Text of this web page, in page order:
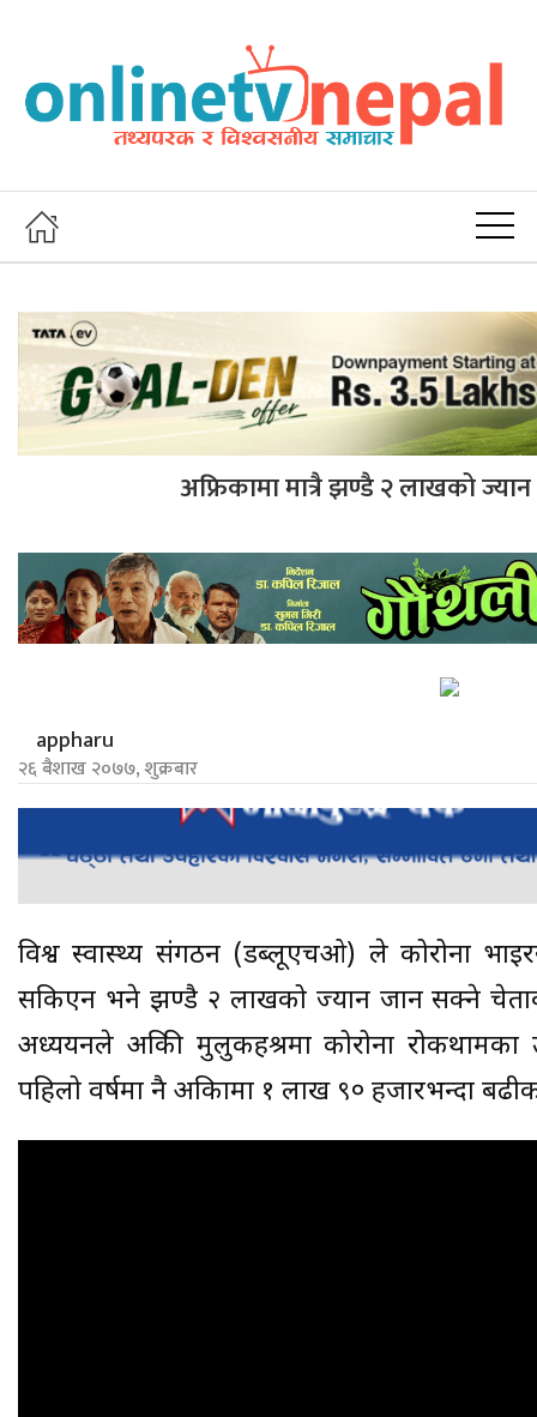
अफ्रिकामा मात्रै झण्डै २ लाखको
appharu
२६ बैशाख २०७७, शुक्रबार
विश्व स्वास्थ्य संगठन (डब्लूएचओ) ले कोरोना
सकिएन भने झण्डै २ लाखको ज्यान जान सक्ने
अध्ययनले अफ्रिकी मुलुकहश्रमा कोरोना
पहिलो वर्षमा नै अफ्रिकामा १ लाख ९० हजारभन्दा